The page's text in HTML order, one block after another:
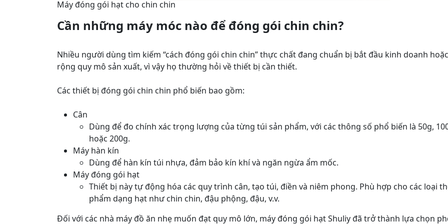
Máy đóng gói hạt cho chin chin
Cần những máy móc nào để đóng gói chin chin?
Nhiều người dùng tìm kiếm “cách đóng gói chin chin” thực chất đang chuẩn bị bắt đầu kinh doanh
rộng quy mô sản xuất, vì vậy họ thường hỏi về thiết bị cần thiết.
Các thiết bị đóng gói chin chin phổ biến bao gồm:
Cân
Dùng để đo chính xác trọng lượng của từng túi sản phẩm, với các thông số phổ biến là 50g,
hoặc 200g.
Máy hàn kín
Dùng để hàn kín túi nhựa, đảm bảo kín khí và ngăn ngừa ẩm mốc.
Máy đóng gói hạt
Thiết bị này tự động hóa các quy trình cân, tạo túi, điền và niêm phong. Phù hợp cho các loại
phẩm dạng hạt như chin chin, đậu phộng, đậu, v.v.
Đối với các nhà máy đồ ăn nhẹ muốn đạt quy mô lớn, máy đóng gói hạt Shuliy đã trở thành lựa chọn